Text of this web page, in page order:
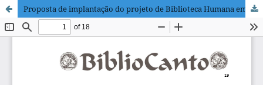
Proposta de implantação do projeto de Biblioteca Humana em bibliotecas públicas